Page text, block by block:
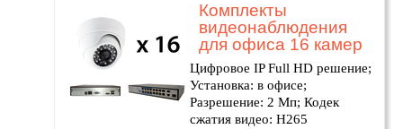
Комплекты
видеонаблюдения
для офиса 16 камер
Цифровое IP Full HD решение;
Установка: в офисе;
Разрешение: 2 Мп; Кодек
сжатия видео: H265